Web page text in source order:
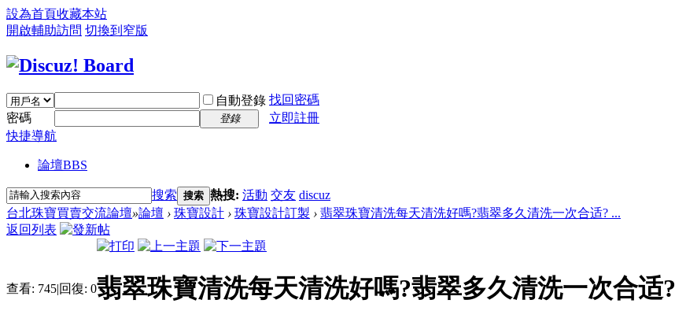
設為首頁收藏本站
開啟輔助訪問 切換到窄版
自動登錄 找回密碼
密碼
登錄
立即註冊
快捷導航
論壇BBS
搜索 搜索 熱搜: 活動 交友 discuz
台北珠寶買賣交流論壇»論壇 › 珠寶設計 › 珠寶設計訂製 › 翡翠珠寶清洗每天清洗好嗎?翡翠多久清洗一次合适? ...
返回列表
查看: 745|回復: 0翡翠珠寶清洗每天清洗好嗎?翡翠多久清洗一次合适?